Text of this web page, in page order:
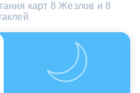
карт 8 Жезлов и 8